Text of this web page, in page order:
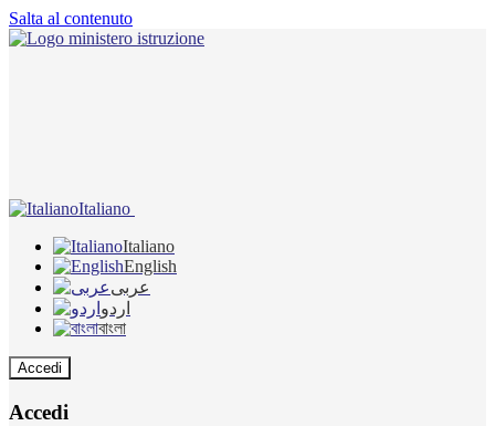
Salta al contenuto
Italiano
Italiano
English
عربى
اردو
বাংলা
Accedi
Accedi